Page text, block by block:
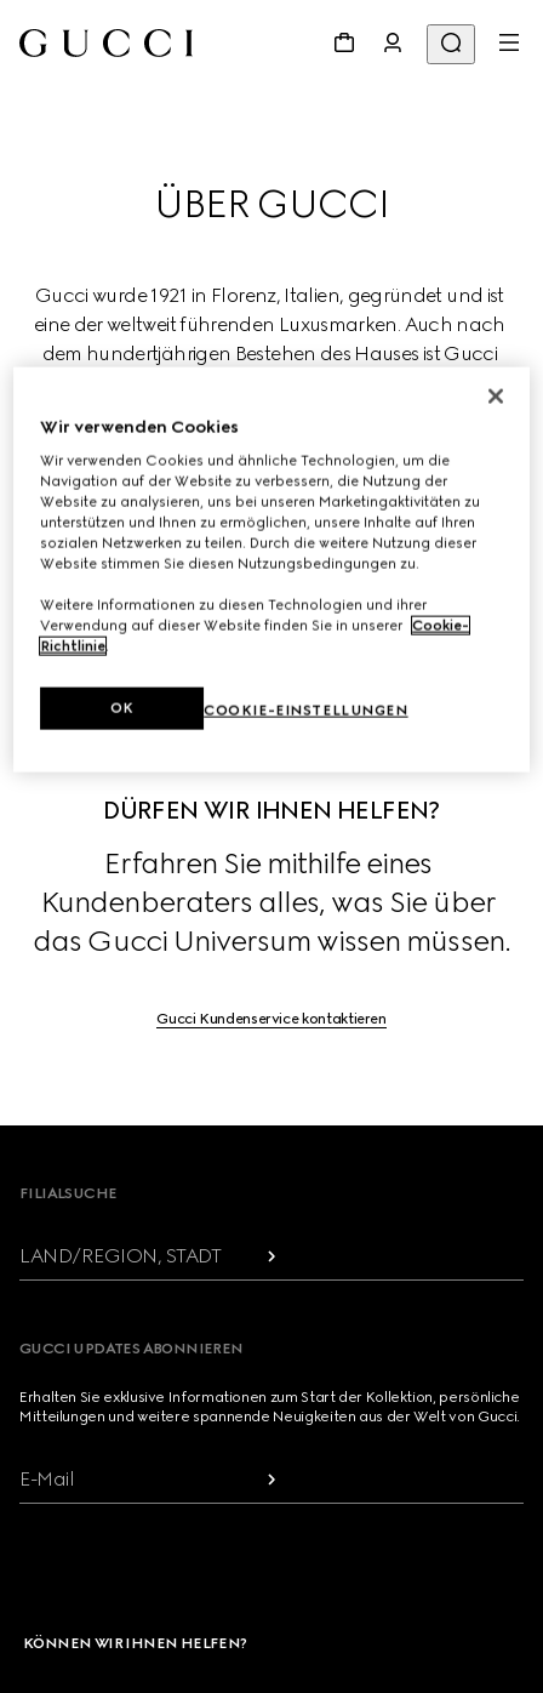
ÜBER GUCCI
Gucci wurde 1921 in Florenz, Italien, gegründet und ist
eine der weltweit führenden Luxusmarken. Auch nach
dem hundertjährigen Bestehen des Hauses ist Gucci
bestrebt, Luxus neu zu definieren und dabei Kreativität,
zelebrieren.
Gucci ist Teil des globalen Luxuskonzerns Kering, der
renommierte Häuser in den Bereichen Mode,
Lederwaren, Schmuck und Brillen führt.
Blicken Sie hinter die Kulissen der Kollektionen des
DÜRFEN WIR IHNEN HELFEN?
Erfahren Sie mithilfe eines
Kundenberaters alles, was Sie über
das Gucci Universum wissen müssen.
Gucci Kundenservice kontaktieren
FILIALSUCHE
LAND/REGION, STADT
GUCCI UPDATES ABONNIEREN
Erhalten Sie exklusive Informationen zum Start der Kollektion, persönliche
Mitteilungen und weitere spannende Neuigkeiten aus der Welt von Gucci.
E-Mail
KÖNNEN WIR IHNEN HELFEN?
Wir verwenden Cookies
Wir verwenden Cookies und ähnliche Technologien, um die
Navigation auf der Website zu verbessern, die Nutzung der
Website zu analysieren, uns bei unseren Marketingaktivitäten zu
unterstützen und Ihnen zu ermöglichen, unsere Inhalte auf Ihren
sozialen Netzwerken zu teilen. Durch die weitere Nutzung dieser
Website stimmen Sie diesen Nutzungsbedingungen zu.
Weitere Informationen zu diesen Technologien und ihrer
Verwendung auf dieser Website finden Sie in unserer Cookie-
Richtlinie.
COOKIE-EINSTELLUNGEN
OK